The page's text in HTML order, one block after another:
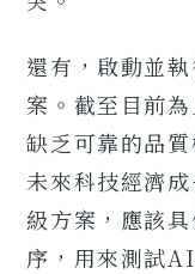
還有，啟動並
案。截至目前
缺乏可靠的品
未來科技經濟
級方案，應該
序，用來測試